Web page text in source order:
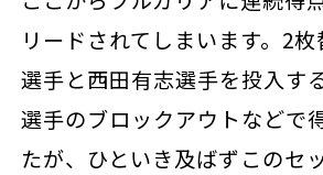
リードされてしまいます。 2枚
選手と西田有志選手を投入す
選手のブロックアウトなどで
たが、ひといき及ばずこのセ